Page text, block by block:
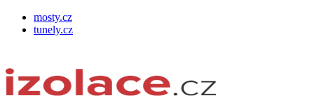
mosty.cz
tunely.cz